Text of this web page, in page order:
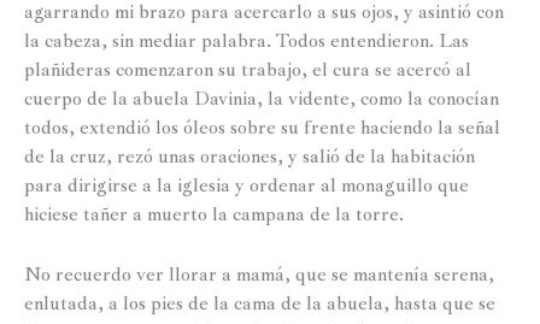
agarrando mi brazo para acercarlo a sus ojos, y asintió con
la cabeza, sin mediar palabra. Todos entendieron. Las
plañideras comenzaron su trabajo, el cura se acercó al
cuerpo de la abuela Davinia, la vidente, como la conocían
todos, extendió los óleos sobre su frente haciendo la señal
de la cruz, rezó unas oraciones, y salió de la habitación
para dirigirse a la iglesia y ordenar al monaguillo que
hiciese tañer a muerto la campana de la torre.
No recuerdo ver llorar a mamá, que se mantenía serena,
enlutada, a los pies de la cama de la abuela, hasta que se